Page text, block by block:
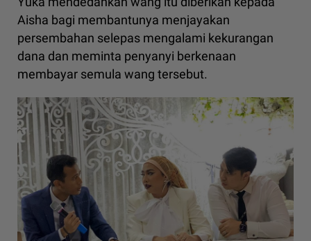
Aisha bagi membantunya menjayakan
persembahan selepas mengalami kekurangan
dana dan meminta penyanyi berkenaan
membayar semula wang tersebut.